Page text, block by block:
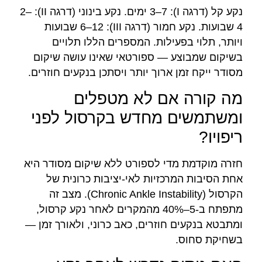
נקע קל (דרגה I): 3–7 ימים. נקע בינוני (דרגה II): 2–
4 שבועות. נקע חמור (דרגה III): 6–12 שבועות
ויותר, תלוי בפעילות. המספרים הללו תלויים
בשיקום שמבוצע — ספורטאי שאינו עושה שיקום
מסודר ייקח זמן ארוך יותר ויסתכן בנקעים חוזרים.
מה קורה אם לא מטפלים
ומשתמשים מחדש בקרסול לפני
ריפויו?
חזרה מוקדמת מדי לספורט ללא שיקום מסודר היא
אחת הסיבות המרכזיות לאי-יציבות כרונית של
הקרסול (Chronic Ankle Instability). מצב זה
מתפתח ב-5–40% מהמקרים לאחר נקע קרסול,
ומתבטא בנקעים חוזרים, כאב כרוני, ולאורך זמן —
בשחיקת סחוס.